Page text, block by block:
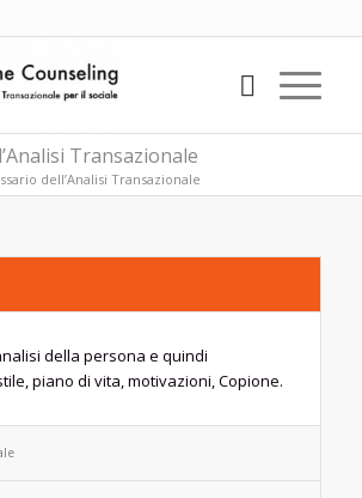
Transazionale
dell’Analisi Transazionale
della persona e quindi
piano di vita, motivazioni, Copione.